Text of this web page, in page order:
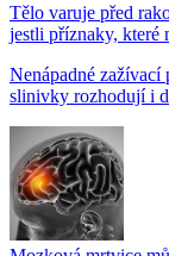
Tělo varuje před
jestli příznaky, které
Nenápadné zažívací
slinivky rozhodují i